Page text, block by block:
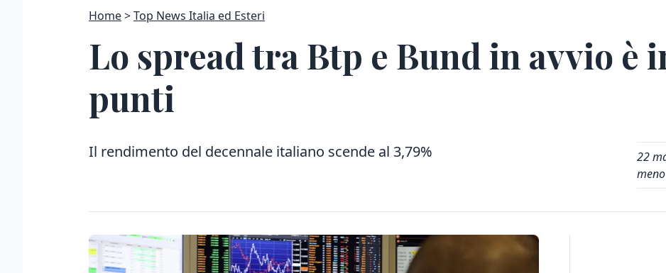
Home Top News Italia ed Esteri
Lo spread tra Btp e Bund in avvio è
punti
Il rendimento del decennale italiano scende al 3,79%
22